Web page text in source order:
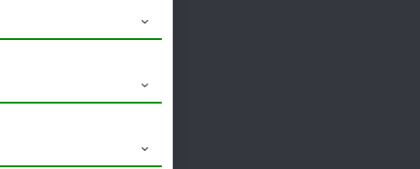
है, जिससे
है। इसकी
साइज के हैं
में अच्छी